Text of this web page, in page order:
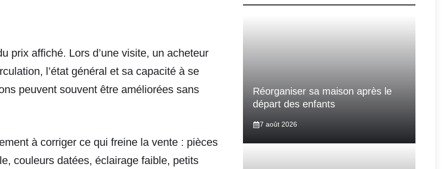
prix affiché. Lors d’une visite, un acheteur
l’état général et sa capacité à se
peuvent souvent être améliorées sans
à corriger ce qui freine la vente : pièces
couleurs datées, éclairage faible, petits
Réorganiser sa maison après le
départ des enfants
7 août 2026